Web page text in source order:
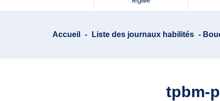
Accueil - Liste des journaux habilités -
tpbm-